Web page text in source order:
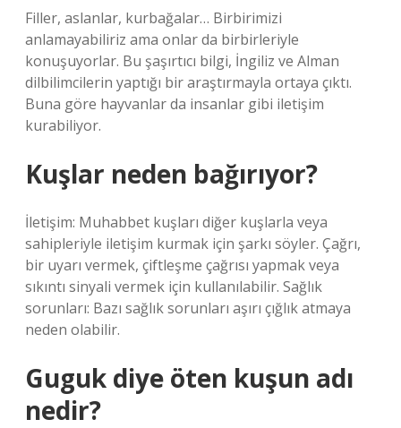
Filler, aslanlar, kurbağalar… Birbirimizi
anlamayabiliriz ama onlar da birbirleriyle
konuşuyorlar. Bu şaşırtıcı bilgi, İngiliz ve Alman
dilbilimcilerin yaptığı bir araştırmayla ortaya çıktı.
Buna göre hayvanlar da insanlar gibi iletişim
kurabiliyor.
Kuşlar neden bağırıyor?
İletişim: Muhabbet kuşları diğer kuşlarla veya
sahipleriyle iletişim kurmak için şarkı söyler. Çağrı,
bir uyarı vermek, çiftleşme çağrısı yapmak veya
sıkıntı sinyali vermek için kullanılabilir. Sağlık
sorunları: Bazı sağlık sorunları aşırı çığlık atmaya
neden olabilir.
Guguk diye öten kuşun adı
nedir?